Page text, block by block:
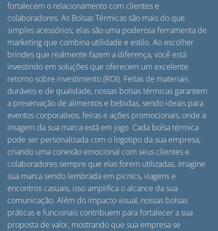
fortalecem o relacionamento com clientes e
colaboradores. As Bolsas Térmicas são mais do que
simples acessórios; elas são uma poderosa ferramenta de
marketing que combina utilidade e estilo. Ao escolher
brindes que realmente fazem a diferença, você está
investindo em soluções que oferecem um excelente
retorno sobre investimento (ROI). Feitas de materiais
duráveis e de qualidade, nossas bolsas térmicas garantem
a preservação de alimentos e bebidas, sendo ideais para
eventos corporativos, feiras e ações promocionais, onde a
imagem da sua marca está em jogo. Cada bolsa térmica
pode ser personalizada com o logotipo da sua empresa,
criando uma conexão emocional com seus clientes e
colaboradores sempre que elas forem utilizadas. Imagine
sua marca sendo lembrada em picnics, viagens e
encontros casuais; isso amplifica o alcance da sua
comunicação. Além do impacto visual, nossas bolsas
práticas e funcionais contribuem para fortalecer a sua
proposta de valor, mostrando que sua empresa se